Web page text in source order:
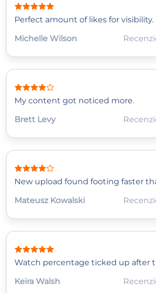
Perfect amount of likes for visibility.
Michelle Wilson
My content got noticed more.
Brett Levy
New upload found footing faster
Mateusz Kowalski
Watch percentage ticked up after
Keira Walsh